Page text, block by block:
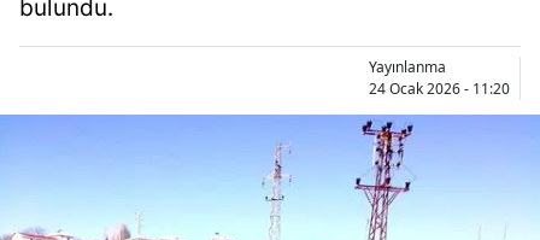
Bingöl
Bitlis
Bolu
Burdur
bulundu.
Yayınlanma
24 Ocak 2026 - 11:20